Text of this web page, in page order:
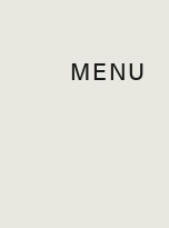
MENU